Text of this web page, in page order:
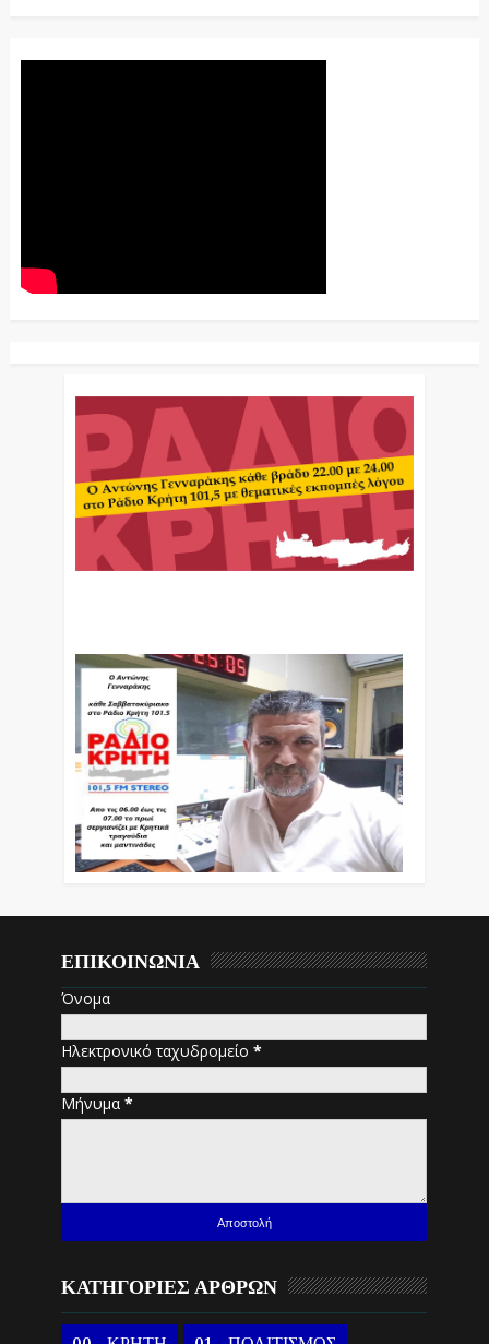
ΕΠΙΚΟΙΝΩΝΙΑ
Όνομα
Ηλεκτρονικό ταχυδρομείο*
Μήνυμα*
ΚΑΤΗΓΟΡΙΕΣ ΑΡΘΡΩΝ